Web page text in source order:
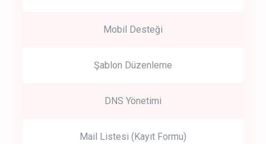
Mobil Desteği
Şablon Düzenleme
DNS Yönetimi
Mail Listesi (Kayıt Formu)